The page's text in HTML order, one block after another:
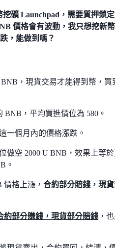
礦 Launchpad，需要質押鎖定
價格會有波動，我只想挖新
，能做到嗎？
，現貨交易才能得到幣，買
BNB，平均買進價位為 580。
一個月內的價格漲跌。
做空 2000 U BNB，效果上等
。
格上漲， 合約部分賠錢，現
約部分賺錢，現貨部分賠錢 ，